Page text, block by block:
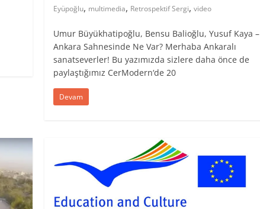
Eyüpoğlu, multimedia, Retrospektif Sergi,video
Umur Büyükhatipoğlu, Bensu Balioğlu, Yusuf Kaya –
Ankara Sahnesinde Ne Var? Merhaba Ankaralı
sanatseverler! Bu yazımızda sizlere daha önce de
paylaştığımız CerModern‘de 20
Devam